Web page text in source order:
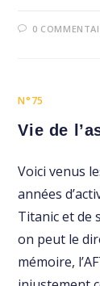
0
N°75
Vie de
Voici venus
années
Titanic et de
on peut le
mémoire,